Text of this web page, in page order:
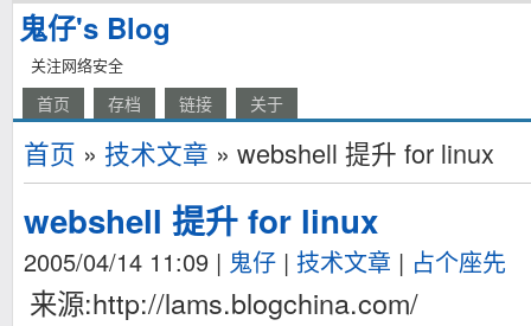
鬼仔's Blog
关注网络安全
首页 存档 链接 关于
首页 » 技术文章 » webshell 提升 for linux
webshell 提升 for linux
2005/04/14 11:09 | 鬼仔 | 技术文章 | 占个座先
来源:http://lams.blogchina.com/